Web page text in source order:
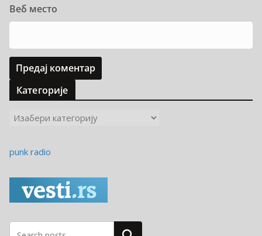
Веб место
Категорије
е
р
punk radio